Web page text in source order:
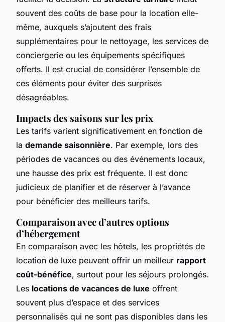
souvent des coûts de base pour la location elle-
même, auxquels s’ajoutent des frais
supplémentaires pour le nettoyage, les services de
conciergerie ou les équipements spécifiques
offerts. Il est crucial de considérer l’ensemble de
ces éléments pour éviter des surprises
désagréables.
Impacts des saisons sur les prix
Les tarifs varient significativement en fonction de
la demande saisonnière. Par exemple, lors des
périodes de vacances ou des événements locaux,
une hausse des prix est fréquente. Il est donc
judicieux de planifier et de réserver à l’avance
pour bénéficier des meilleurs tarifs.
Comparaison avec d’autres options
d’hébergement
En comparaison avec les hôtels, les propriétés de
location de luxe peuvent offrir un meilleur rapport
coût-bénéfice, surtout pour les séjours prolongés.
Les locations de vacances de luxe offrent
souvent plus d’espace et des services
personnalisés qui ne sont pas disponibles dans les